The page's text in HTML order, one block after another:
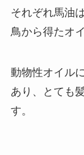
それぞれ馬油
鳥から得たオ
動物性オイル
あり、とても
す。